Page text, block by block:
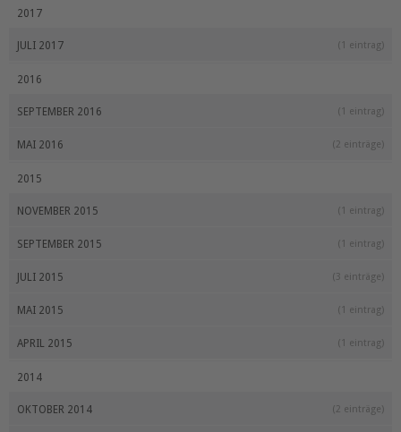
2017
JULI 2017 (1 eintrag)
2016
SEPTEMBER 2016 (1 eintrag)
MAI 2016 (2 einträge)
2015
NOVEMBER 2015 (1 eintrag)
SEPTEMBER 2015 (1 eintrag)
JULI 2015 (3 einträge)
MAI 2015 (1 eintrag)
APRIL 2015 (1 eintrag)
2014
OKTOBER 2014 (2 einträge)